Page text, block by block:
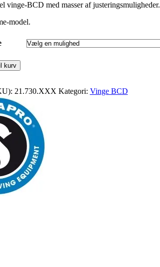
vinge-BCD med masser af justeringsmuligheder.
model.
kurv
21.730.XXX Kategori: Vinge BCD